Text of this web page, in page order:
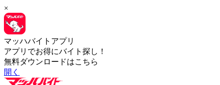
×
マッハバイトアプリ
アプリでお得にバイト探し！
無料ダウンロードはこちら
開く